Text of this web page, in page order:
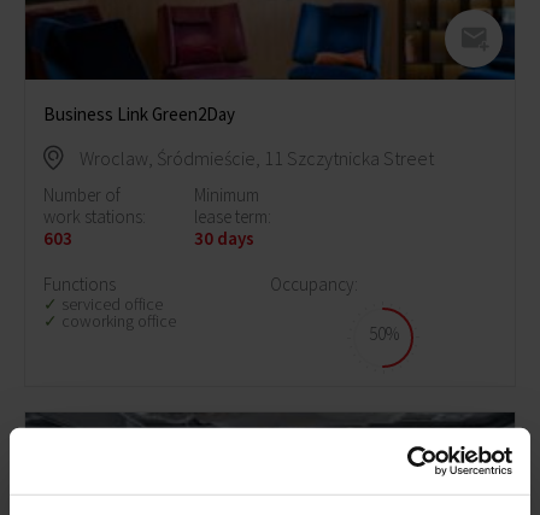
Business Link Green2Day
Wroclaw, Śródmieście, 11 Szczytnicka Street
Number of
work stations:
603
Minimum
lease term:
30 days
Functions
serviced office
coworking office
Occupancy:
50%